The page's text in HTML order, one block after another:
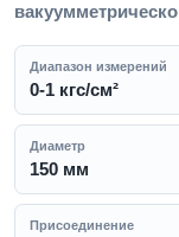
Диапазон измерений
0-1 кгс/см²
Диаметр
150 мм
Присоединение